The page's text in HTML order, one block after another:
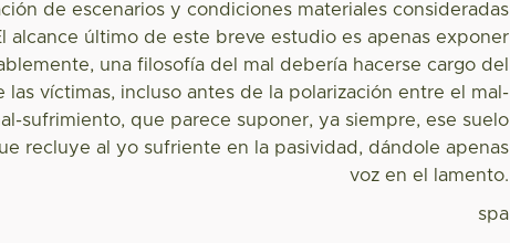
de escenarios y condiciones materiales consideradas
alcance último de este breve estudio es apenas exponer
una filosofía del mal debería hacerse cargo del
las víctimas, incluso antes de la polarización entre el mal-
sufrimiento, que parece suponer, ya siempre, ese suelo
recluye al yo sufriente en la pasividad, dándole apenas
voz en el lamento.
spa